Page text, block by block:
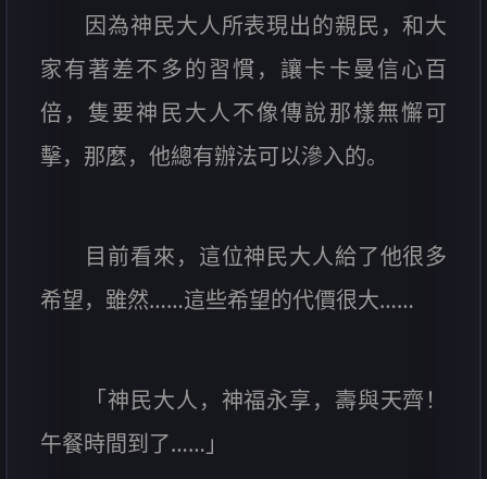
因為神民大人所表現出的親民，和大
家有著差不多的習慣，讓卡卡曼信心百
倍，隻要神民大人不像傳說那樣無懈可
擊，那麼，他總有辦法可以滲入的。
目前看來，這位神民大人給了他很多
希望，雖然……這些希望的代價很大……
「神民大人，神福永享，壽與天齊！
午餐時間到了……」